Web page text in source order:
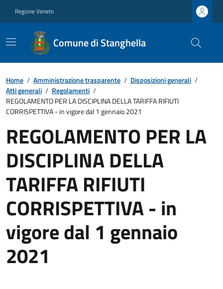
Regione Veneto
Comune di Stanghella
Home / Amministrazione trasparente / Disposizioni generali /
Atti generali / Regolamenti /
REGOLAMENTO PER LA DISCIPLINA DELLA TARIFFA RIFIUTI
CORRISPETTIVA - in vigore dal 1 gennaio 2021
REGOLAMENTO PER LA
DISCIPLINA DELLA
TARIFFA RIFIUTI
CORRISPETTIVA - in
vigore dal 1 gennaio
2021